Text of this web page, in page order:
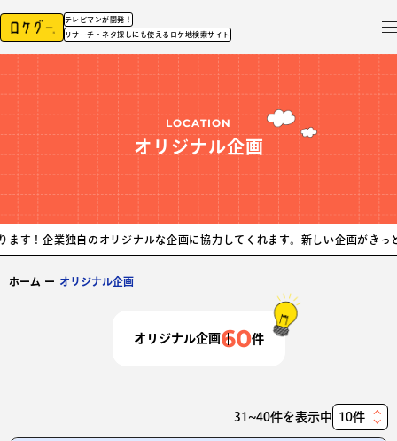
テレビマンが開発！
リサーチ・ネタ探しにも使えるロケ地検索サイト
LOCATION
オリジナル企画
自のオリジナルな企画に協力してくれます。新しい企画がきっと見つかりま
ホーム ー オリジナル企画
オリジナル企画60件
31~40件を表示中
表